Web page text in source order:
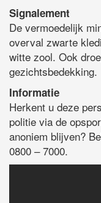
Signalement
De vermoedelijk
overval zwarte
witte zool. Ook
gezichtsbedekking.
Informatie
Herkent u deze
politie via de
anoniem blijven?
0800 – 7000.